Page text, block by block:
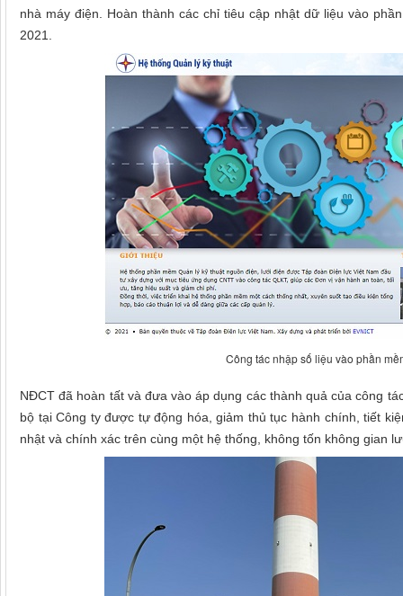
nhà máy điện. Hoàn thành các chỉ tiêu cập nhật dữ liệu vào
2021.
Công tác nhập số liệu vào phần
NĐCT đã hoàn tất và đưa vào áp dụng các thành quả của công
bộ tại Công ty được tự động hóa, giảm thủ tục hành chính, tiết
nhật và chính xác trên cùng một hệ thống, không tốn không gian